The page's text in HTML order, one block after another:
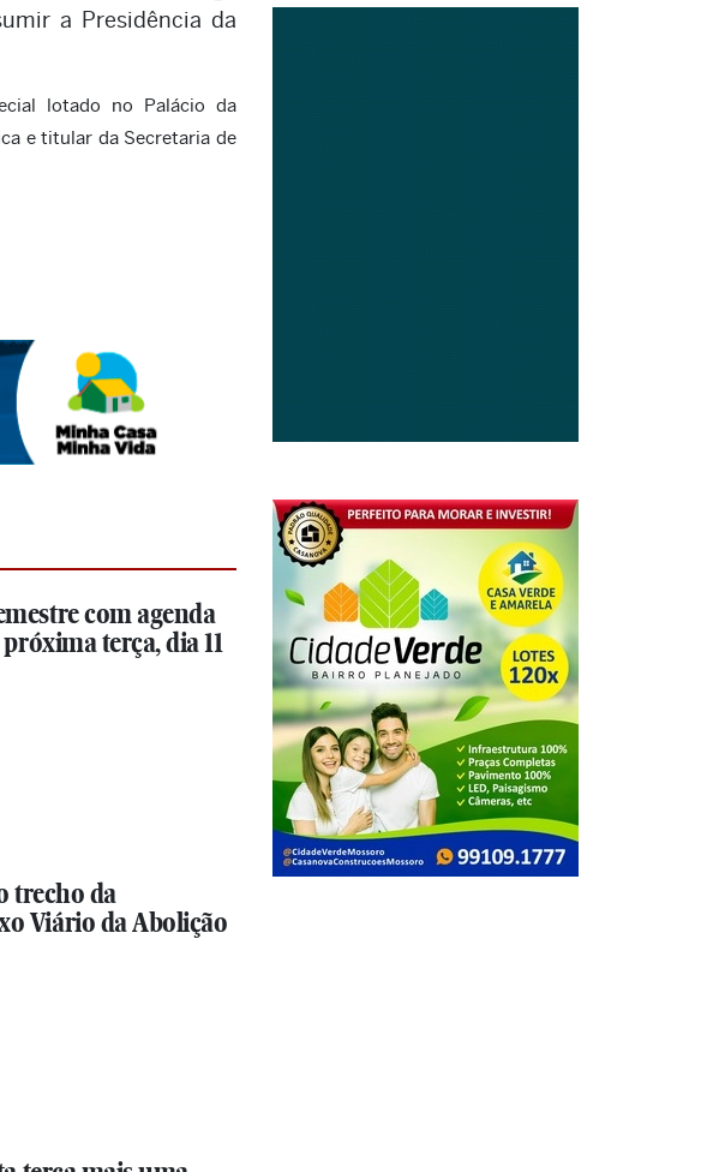
a Presidência da
lotado no Palácio da
e titular da Secretaria de
com agenda
terça, dia 11
trecho da
Viário da Abolição